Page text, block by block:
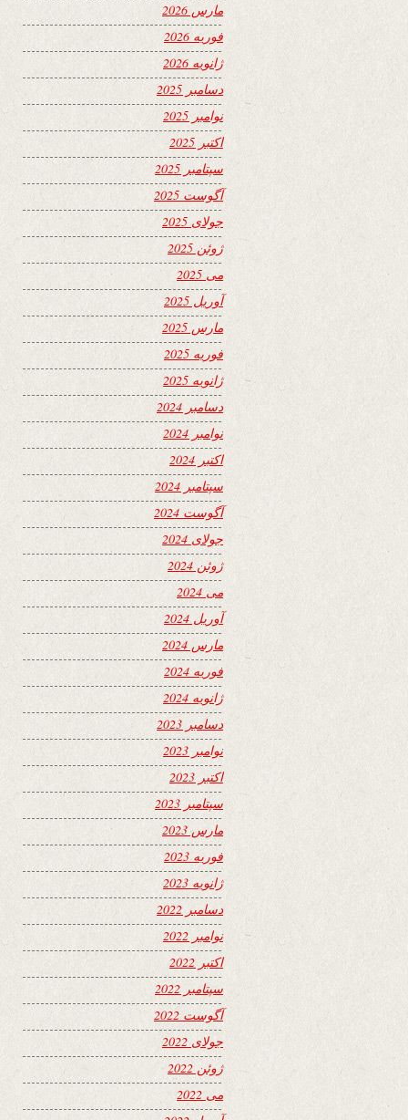
مارس 2026
فوریه 2026
ژانویه 2026
دسامبر 2025
نوامبر 2025
اکتبر 2025
سپتامبر 2025
آگوست 2025
جولای 2025
ژوئن 2025
می 2025
آوریل 2025
مارس 2025
فوریه 2025
ژانویه 2025
دسامبر 2024
نوامبر 2024
اکتبر 2024
سپتامبر 2024
آگوست 2024
جولای 2024
ژوئن 2024
می 2024
آوریل 2024
مارس 2024
فوریه 2024
ژانویه 2024
دسامبر 2023
نوامبر 2023
اکتبر 2023
سپتامبر 2023
مارس 2023
فوریه 2023
ژانویه 2023
دسامبر 2022
نوامبر 2022
اکتبر 2022
سپتامبر 2022
آگوست 2022
جولای 2022
ژوئن 2022
می 2022